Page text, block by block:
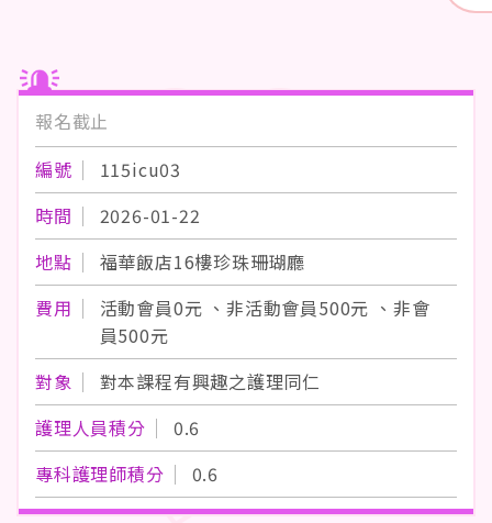
報名截止
編號
115icu03
時間
2026-01-22
地點
福華飯店16樓珍珠珊瑚廳
費用
活動會員0元 、非活動會員500元 、非會
員500元
對象
對本課程有興趣之護理同仁
護理人員積分
0.6
專科護理師積分
0.6